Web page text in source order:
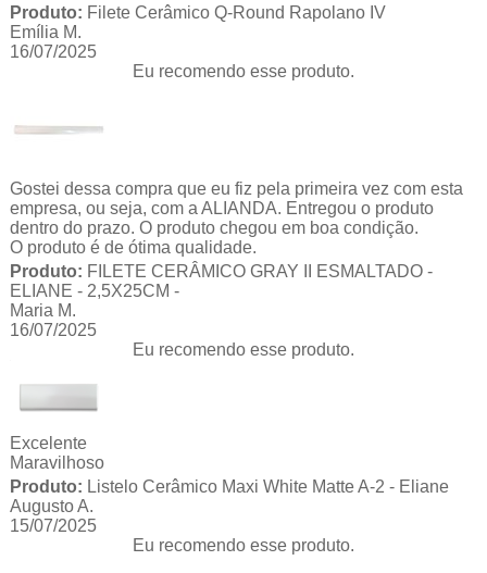
Produto: Filete Cerâmico Q-Round Rapolano IV
Emília M.
16/07/2025
Eu recomendo esse produto.
Gostei dessa compra que eu fiz pela primeira vez com esta
empresa, ou seja, com a ALIANDA. Entregou o produto
dentro do prazo. O produto chegou em boa condição.
O produto é de ótima qualidade.
Produto: FILETE CERÂMICO GRAY II ESMALTADO -
ELIANE - 2,5X25CM -
Maria M.
16/07/2025
Eu recomendo esse produto.
Excelente
Maravilhoso
Produto: Listelo Cerâmico Maxi White Matte A-2 - Eliane
Augusto A.
15/07/2025
Eu recomendo esse produto.